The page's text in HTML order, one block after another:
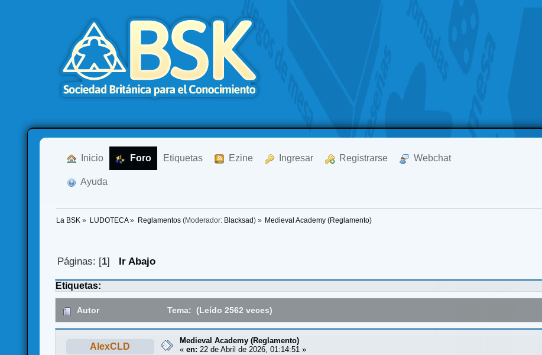
Inicio Foro Etiquetas Ezine Ingresar Registrarse Webchat
Ayuda
La BSK » LUDOTECA» Reglamentos(Moderador: Blacksad ) » Medieval Academy (Reglamento)
Páginas: [1] Ir Abajo
Etiquetas:
Autor Tema: (Leído 2562 veces)
AlexCLD
Medieval Academy (Reglamento)
«en: 22 de Abril de 2026, 01:14:51 »